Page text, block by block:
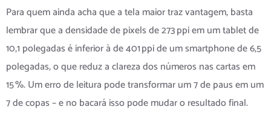
Para quem ainda acha que a tela maior traz vantagem, basta
lembrar que a densidade de pixels de 273 ppi em um tablet de
10,1 polegadas é inferior à de 401 ppi de um smartphone de 6,5
polegadas, o que reduz a clareza dos números nas cartas em
15 %. Um erro de leitura pode transformar um 7 de paus em um
7 de copas – e no bacará isso pode mudar o resultado final.